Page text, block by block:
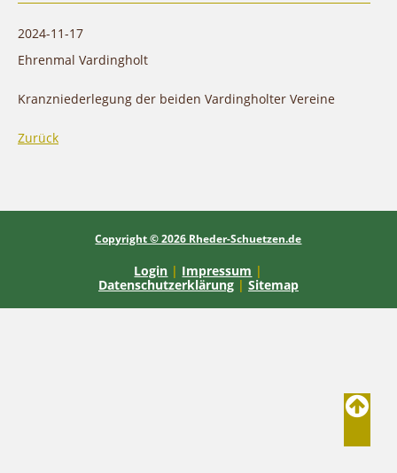
2024-11-17
Ehrenmal Vardingholt
Kranzniederlegung der beiden Vardingholter Vereine
Zurück
Copyright © 2026 Rheder-Schuetzen.de
Login | Impressum |
Datenschutzerklärung | Sitemap